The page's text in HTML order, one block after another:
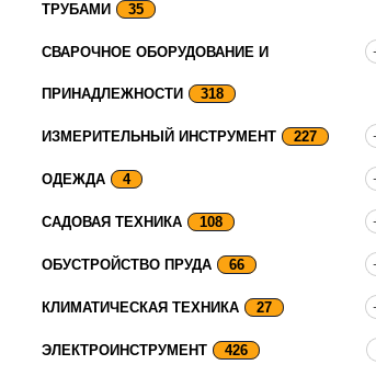
ТРУБАМИ 35
СВАРОЧНОЕ ОБОРУДОВАНИЕ И
ПРИНАДЛЕЖНОСТИ 318
ИЗМЕРИТЕЛЬНЫЙ ИНСТРУМЕНТ 227
ОДЕЖДА 4
САДОВАЯ ТЕХНИКА 108
ОБУСТРОЙСТВО ПРУДА 66
КЛИМАТИЧЕСКАЯ ТЕХНИКА 27
ЭЛЕКТРОИНСТРУМЕНТ 426